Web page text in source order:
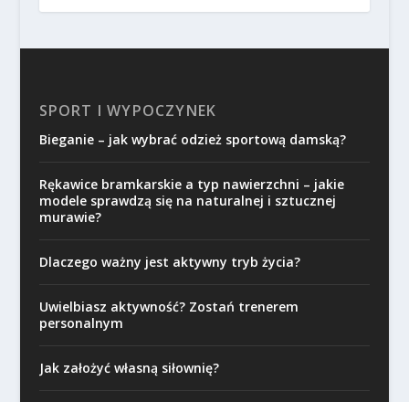
SPORT I WYPOCZYNEK
Bieganie – jak wybrać odzież sportową damską?
Rękawice bramkarskie a typ nawierzchni – jakie
modele sprawdzą się na naturalnej i sztucznej
murawie?
Dlaczego ważny jest aktywny tryb życia?
Uwielbiasz aktywność? Zostań trenerem
personalnym
Jak założyć własną siłownię?